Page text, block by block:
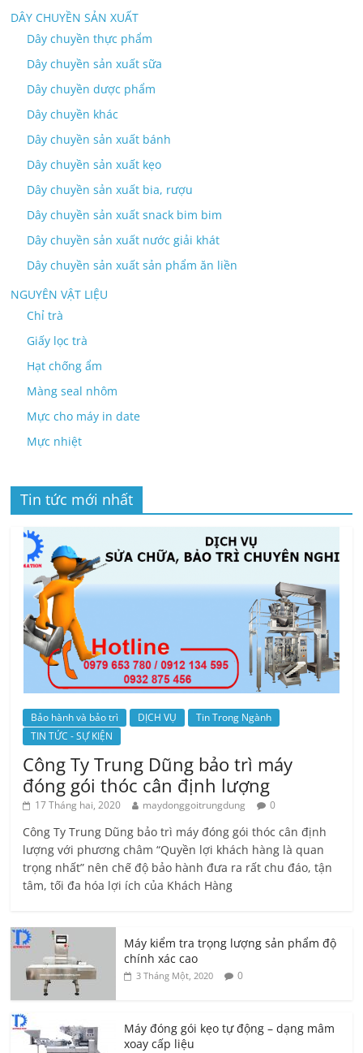
DÂY CHUYỀN SẢN XUẤT
Dây chuyền thực phẩm
Dây chuyền sản xuất sữa
Dây chuyền dược phẩm
Dây chuyền khác
Dây chuyền sản xuất bánh
Dây chuyền sản xuất kẹo
Dây chuyền sản xuất bia, rượu
Dây chuyền sản xuất snack bim bim
Dây chuyền sản xuất nước giải khát
Dây chuyền sản xuất sản phẩm ăn liền
NGUYÊN VẬT LIỆU
Chỉ trà
Giấy lọc trà
Hạt chống ẩm
Màng seal nhôm
Mực cho máy in date
Mực nhiệt
Tin tức mới nhất
Bảo hành và bảo trì DỊCH VỤ
Tin Trong Ngành
TIN TỨC - SỰ KIỆN
Công Ty Trung Dũng bảo trì máy
đóng gói thóc cân định lượng
17 Tháng hai, 2020 maydonggoitrungdung 0
Công Ty Trung Dũng bảo trì máy đóng gói thóc cân định
lượng với phương châm “Quyền lợi khách hàng là quan
trọng nhất” nên chế độ bảo hành đưa ra rất chu đáo, tận
tâm, tối đa hóa lợi ích của Khách Hàng
Máy kiểm tra trọng lượng sản phẩm độ
chính xác cao
3 Tháng Một, 2020 0
Máy đóng gói kẹo tự động – dạng mâm
xoay cấp liệu